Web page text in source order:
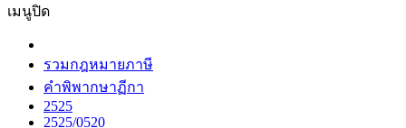
เมนูปิด
รวมกฎหมายภาษี
คำพิพากษาฏีกา
2525
2525/0520